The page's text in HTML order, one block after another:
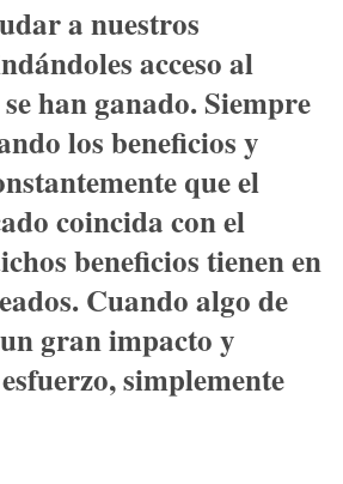
a nuestros
acceso al
han ganado. Siempre
los beneficios y
que el
coincida con el
beneficios tienen en
Cuando algo de
gran impacto y
simplemente